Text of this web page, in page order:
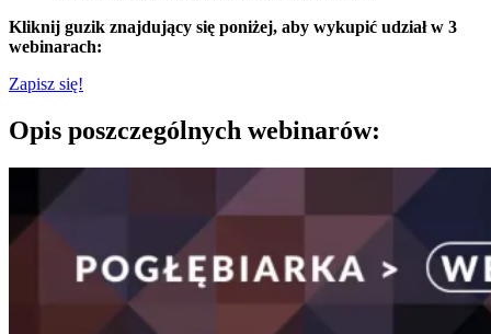
Kliknij guzik znajdujący się poniżej, aby wykupić udział w 3
webinarach:
Zapisz się!
Opis poszczególnych webinarów: